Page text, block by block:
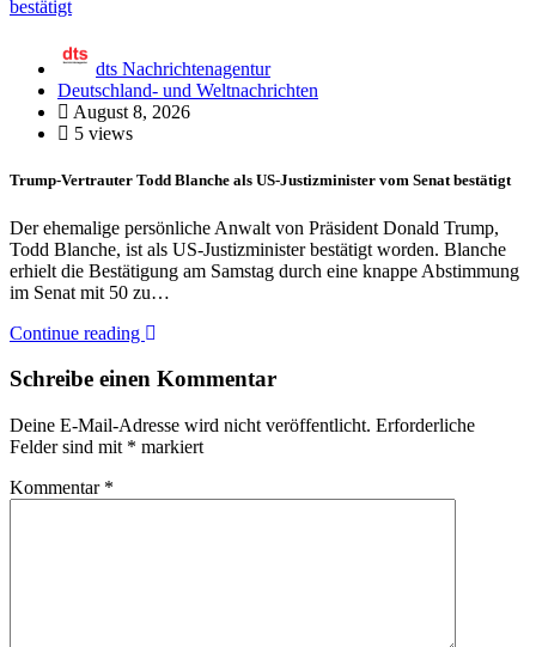
dts Nachrichtenagentur
Deutschland- und Weltnachrichten
August 8, 2026
5 views
Trump-Vertrauter Todd Blanche als US-Justizminister vom Senat bestätigt
Der ehemalige persönliche Anwalt von Präsident Donald Trump,
Todd Blanche, ist als US-Justizminister bestätigt worden. Blanche
erhielt die Bestätigung am Samstag durch eine knappe Abstimmung
im Senat mit 50 zu…
Continue reading
Schreibe einen Kommentar
Deine E-Mail-Adresse wird nicht veröffentlicht. Erforderliche
Felder sind mit * markiert
Kommentar *